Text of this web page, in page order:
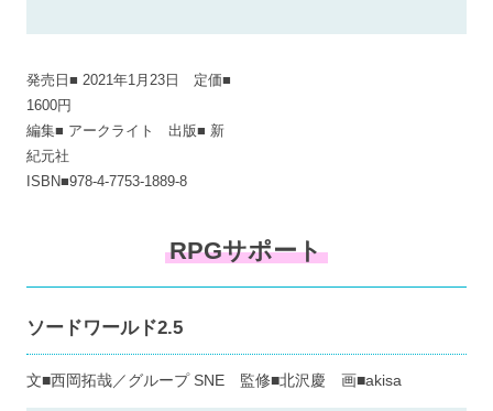
発売日■ 2021年1月23日 定価■
1600円
編集■ アークライト 出版■ 新
紀元社
ISBN■978-4-7753-1889-8
RPGサポート
ソードワールド2.5
文■西岡拓哉／グループ SNE 監修■北沢慶 画■akisa